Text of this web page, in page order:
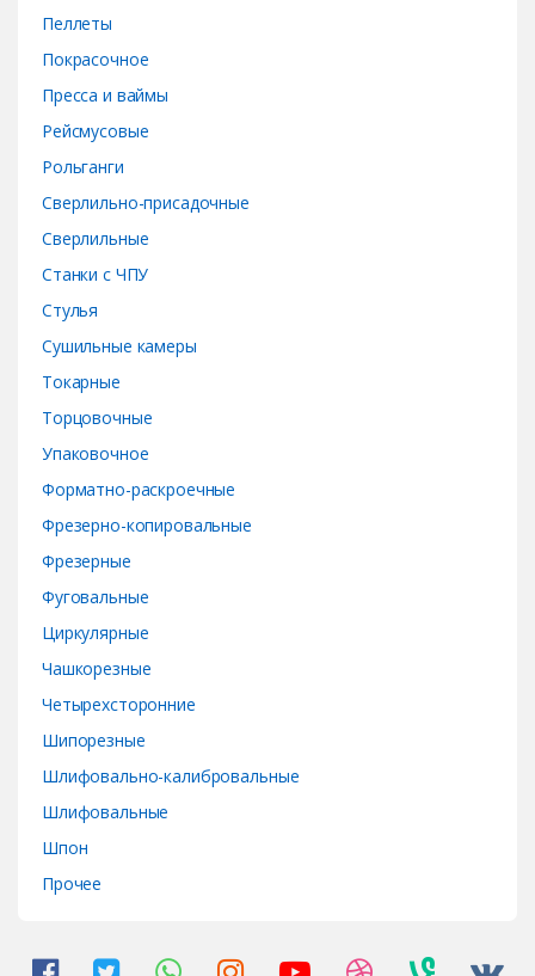
Пеллеты
Покрасочное
Пресса и ваймы
Рейсмусовые
Рольганги
Сверлильно-присадочные
Сверлильные
Станки с ЧПУ
Стулья
Сушильные камеры
Токарные
Торцовочные
Упаковочное
Форматно-раскроечные
Фрезерно-копировальные
Фрезерные
Фуговальные
Циркулярные
Чашкорезные
Четырехсторонние
Шипорезные
Шлифовально-калибровальные
Шлифовальные
Шпон
Прочее